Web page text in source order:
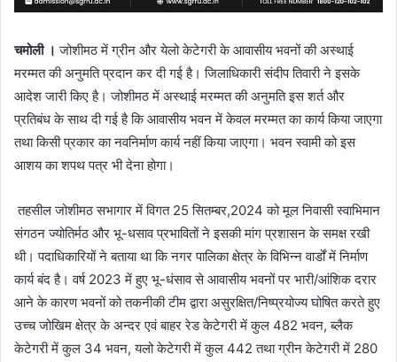
चमोली ।जोशीमठ में ग्रीन और येलो केटेगरी के आवासीय भवनों की अस्थाई
मरम्मत की अनुमति प्रदान कर दी गई है। जिलाधिकारी संदीप तिवारी ने इसके
आदेश जारी किए है। जोशीमठ में अस्थाई मरम्मत की अनुमति इस शर्त और
प्रतिबंध के साथ दी गई है कि आवासीय भवन में केवल मरम्मत का कार्य किया जाएगा
तथा किसी प्रकार का नवनिर्माण कार्य नहीं किया जाएगा। भवन स्वामी को इस
आशय का शपथ पत्र भी देना होगा।
तहसील जोशीमठ सभागार में विगत 25 सितम्बर,2024 को मूल निवासी स्वाभिमान
संगठन ज्योतिर्मठ और भू-धसाव प्रभावितों ने इसकी मांग प्रशासन के समक्ष रखी
थी। पदाधिकारियों ने बताया था कि नगर पालिका क्षेत्र के विभिन्न वार्डों में निर्माण
कार्य बंद है। वर्ष 2023 में हुए भू-धंसाव से आवासीय भवनों पर भारी/आंशिक दरार
आने के कारण भवनों को तकनीकी टीम द्वारा असुरक्षित/निष्प्रयोज्य घोषित करते हुए
उच्च जोखिम क्षेत्र के अन्दर एवं बाहर रेड केटेगरी में कुल 482 भवन, ब्लैक
केटेगरी में कुल 34 भवन, यलो केटेगरी में कुल 442 तथा ग्रीन केटेगरी में 280